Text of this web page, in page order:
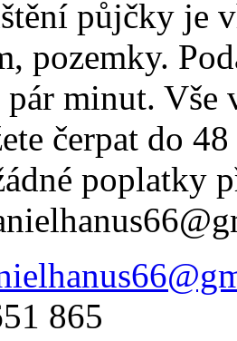
půjčky je
pozemky.
pár minut.
čerpat do
poplatky
865